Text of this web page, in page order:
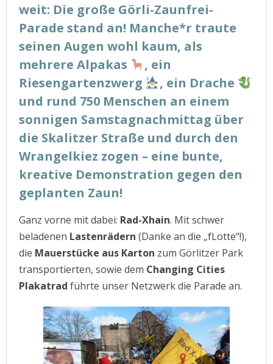
weit: Die große Görli-Zaunfrei-
Parade stand an! Manche*r traute
seinen Augen wohl kaum, als
mehrere Alpakas
, ein
Riesengartenzwerg
, ein Drache
und rund 750 Menschen an einem
sonnigen Samstagnachmittag über
die Skalitzer Straße und durch den
Wrangelkiez zogen – eine bunte,
kreative Demonstration gegen den
geplanten Zaun!
Ganz vorne mit dabei: Rad-Xhain. Mit schwer
beladenen Lastenrädern (Danke an die „fLotte“!),
die Mauerstücke aus Karton zum Görlitzer Park
transportierten, sowie dem Changing Cities
Plakatrad führte unser Netzwerk die Parade an.